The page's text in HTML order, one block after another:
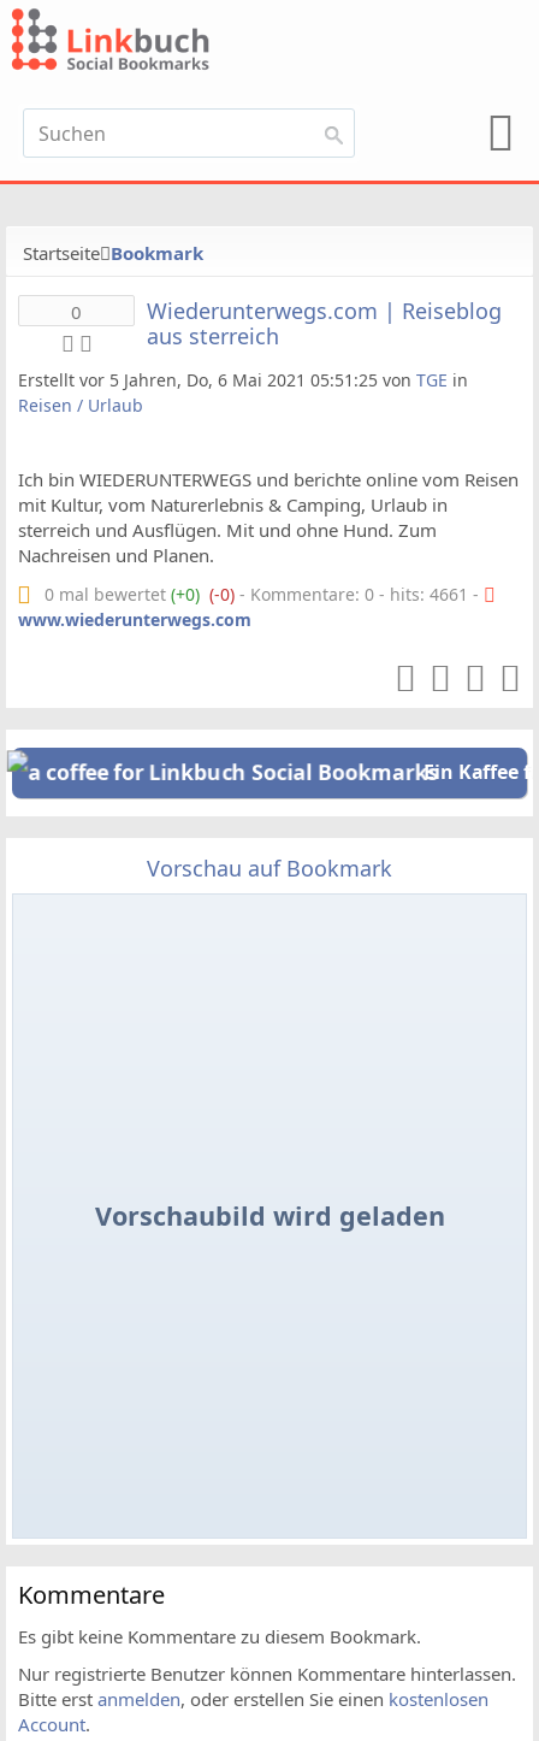
Startseite Bookmark
0
Wiederunterwegs.com | Reiseblog
aus sterreich
Erstellt vor 5 Jahren, Do, 6 Mai 2021 05:51:25 von TGE in
Reisen / Urlaub
Ich bin WIEDERUNTERWEGS und berichte online vom Reisen
mit Kultur, vom Naturerlebnis & Camping, Urlaub in
sterreich und Ausflügen. Mit und ohne Hund. Zum
Nachreisen und Planen.
0 mal bewertet (+0) (-0) - Kommentare: 0 - hits: 4661 -
www.wiederunterwegs.com
Ein Kaffee
Vorschau auf Bookmark
Vorschaubild wird geladen
Kommentare
Es gibt keine Kommentare zu diesem Bookmark.
Nur registrierte Benutzer können Kommentare hinterlassen.
Bitte erst anmelden, oder erstellen Sie einen kostenlosen
Account.